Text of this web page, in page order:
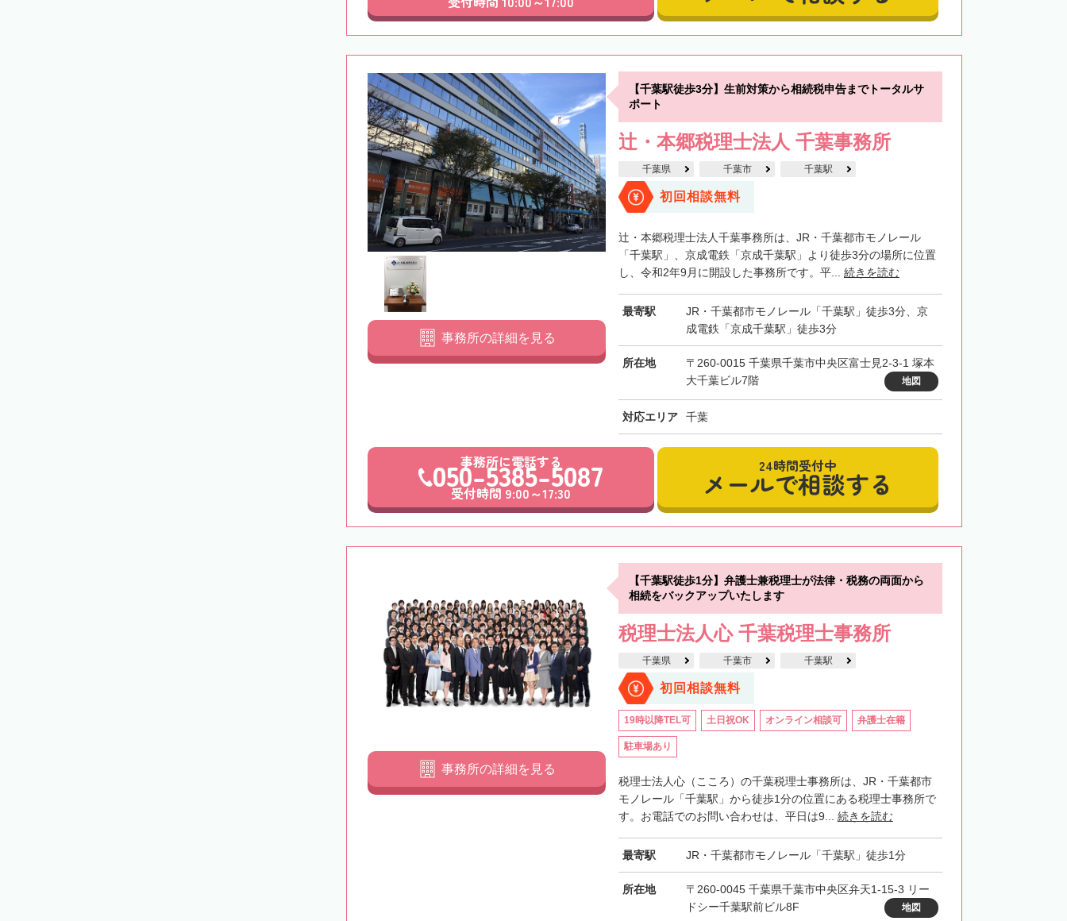
【千葉駅徒歩3分】生前対策から相続税申告までトータルサ
ポート
辻・本郷税理士法人 千葉事務所
千葉県 千葉市 千葉駅
初回相談無料
辻・本郷税理士法人千葉事務所は、JR・千葉都市モノレール
「千葉駅」、京成電鉄「京成千葉駅」より徒歩3分の場所に位置
し、令和2年9月に開設した事務所です。平... 続きを読む
最寄駅
JR・千葉都市モノレール「千葉駅」徒歩3分、京
成電鉄「京成千葉駅」徒歩3分
所在地
〒260-0015 千葉県千葉市中央区富士見2-3-1 塚本
大千葉ビル7階
地図
対応エリア 千葉
事務所の詳細を見る
事務所に電話する
050-5385-5087
受付時間 9:00～17:30
24時間受付中
メールで相談する
【千葉駅徒歩1分】弁護士兼税理士が法律・税務の両面から
相続をバックアップいたします
税理士法人心 千葉税理士事務所
千葉県 千葉市 千葉駅
初回相談無料
19時以降TEL可 土日祝OK オンライン相談可 弁護士在籍
駐車場あり
税理士法人心（こころ）の千葉税理士事務所は、JR・千葉都市
モノレール「千葉駅」から徒歩1分の位置にある税理士事務所で
す。お電話でのお問い合わせは、平日は9... 続きを読む
最寄駅 JR・千葉都市モノレール「千葉駅」徒歩1分
所在地
〒260-0045 千葉県千葉市中央区弁天1-15-3 リー
ドシー千葉駅前ビル8F
地図
事務所の詳細を見る